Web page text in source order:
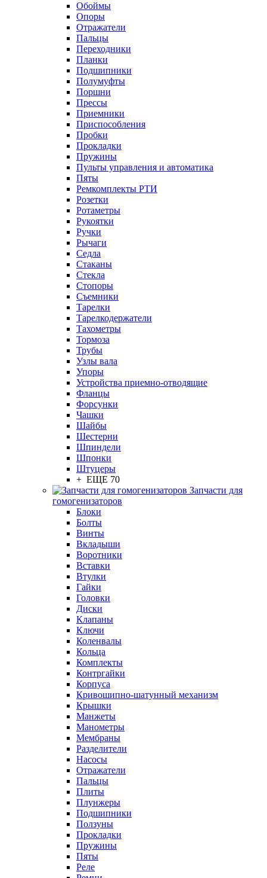
Обоймы
Опоры
Отражатели
Пальцы
Переходники
Планки
Подшипники
Полумуфты
Поршни
Прессы
Приемники
Приспособления
Пробки
Прокладки
Пружины
Пульты управления и автоматика
Пяты
Ремкомплекты РТИ
Розетки
Ротаметры
Рукоятки
Ручки
Рычаги
Седла
Стаканы
Стекла
Стопоры
Съемники
Тарелки
Тарелкодержатели
Тахометры
Тормоза
Трубы
Узлы вала
Упоры
Устройства приемно-отводящие
Фланцы
Форсунки
Чашки
Шайбы
Шестерни
Шпиндели
Шпонки
Штуцеры
+ ЕЩЕ 70
Запчасти для
гомогенизаторов
Блоки
Болты
Винты
Вкладыши
Воротники
Вставки
Втулки
Гайки
Головки
Диски
Клапаны
Ключи
Коленвалы
Кольца
Комплекты
Контргайки
Корпуса
Кривошипно-шатунный механизм
Крышки
Манжеты
Манометры
Мембраны
Разделители
Насосы
Отражатели
Пальцы
Плиты
Плунжеры
Подшипники
Ползуны
Прокладки
Пружины
Пяты
Реле